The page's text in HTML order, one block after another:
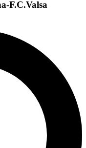
F.C.Valsa